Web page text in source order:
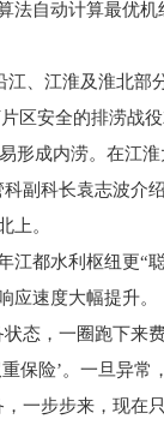
法自动计算最优
、江淮及淮北
安全的排涝战
形成内涝。在江
副科长袁志波介
上。
江都水利枢纽更“
应速度大幅提升。
态，一圈跑下来
保险’。一旦异
一步步来，现